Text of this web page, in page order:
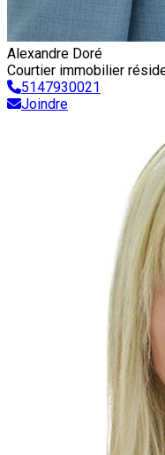
Alexandre Doré
Courtier immobilier
5147930021
Joindre